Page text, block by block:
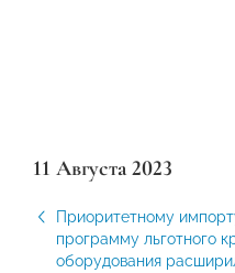
11 Августа 2023
Приоритетному
программу льготного
оборудования